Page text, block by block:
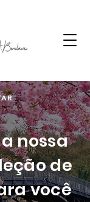
nossa
de
você